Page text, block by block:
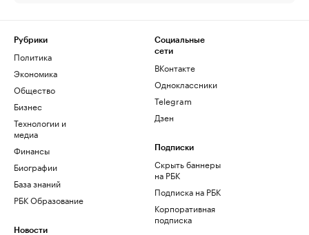
Рубрики
Политика
Экономика
Общество
Бизнес
Технологии и
медиа
Финансы
Биографии
База знаний
РБК Образование
Новости
Социальные
сети
ВКонтакте
Одноклассники
Telegram
Дзен
Подписки
Скрыть баннеры
на РБК
Подписка на РБК
Корпоративная
подписка